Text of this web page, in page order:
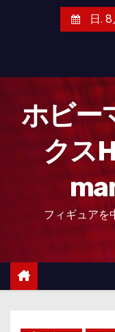
日.
ホビー
クス
フィギュアを